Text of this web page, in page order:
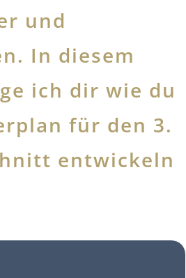
und
In diesem
ich dir wie du
für den 3.
entwickeln